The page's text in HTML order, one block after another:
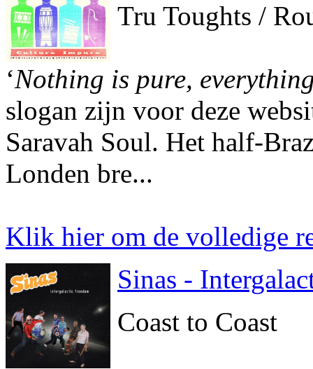
Tru Toughts /
‘Nothing is pure,
slogan zijn voor deze
Saravah Soul. Het half-
Londen bre...
Klik hier om de volledige
Sinas -
Coast to Coast